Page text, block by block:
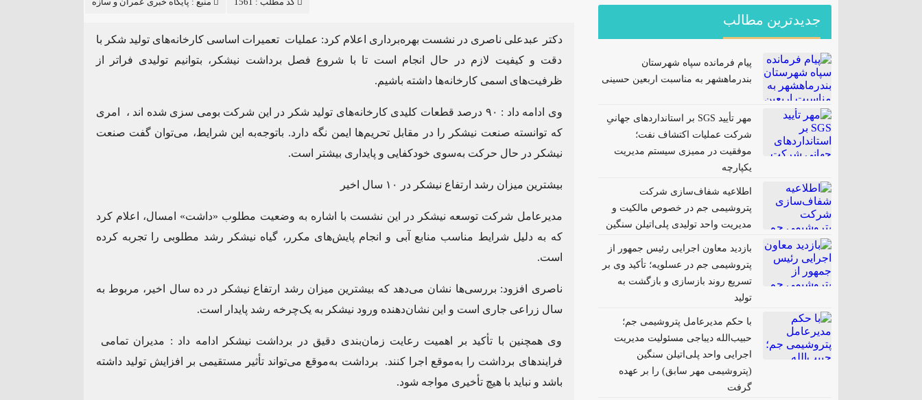
دکتر عبدعلی ناصری در نشست بهره‌برداری اعلام کرد: عملیات تعمیرات اساسی کارخانه‌های تولید شکر با
دقت و کیفیت لازم در حال انجام است تا با شروع فصل برداشت نیشکر، بتوانیم تولیدی فراتر از
ظرفیت‌های اسمی کارخانه‌ها داشته باشیم.
وی ادامه داد : ۹۰ درصد قطعات کلیدی کارخانه‌های تولید شکر در این شرکت بومی سزی شده اند ، امری
که توانسته صنعت نیشکر را در مقابل تحریم‌ها ایمن نگه دارد. باتوجه‌به این شرایط، می‌توان گفت صنعت
نیشکر در حال حرکت به‌سوی خودکفایی و پایداری بیشتر است.
بیشترین میزان رشد ارتفاع نیشکر در ۱۰ سال اخیر
مدیرعامل شرکت توسعه نیشکر در این نشست با اشاره به وضعیت مطلوب «داشت» امسال، اعلام کرد
که به دلیل شرایط مناسب منابع آبی و انجام پایش‌های مکرر، گیاه نیشکر رشد مطلوبی را تجربه کرده
است.
ناصری افزود: بررسی‌ها نشان می‌دهد که بیشترین میزان رشد ارتفاع نیشکر در ده سال اخیر، مربوط به
سال زراعی جاری است و این نشان‌دهنده ورود نیشکر به یک‌چرخه رشد پایدار است.
وی همچنین با تأکید بر اهمیت رعایت زمان‌بندی دقیق در برداشت نیشکر ادامه داد : مدیران تمامی
فرایندهای برداشت را به‌موقع اجرا کنند. برداشت به‌موقع می‌تواند تأثیر مستقیمی بر افزایش تولید داشته
باشد و نباید با هیچ تأخیری مواجه شود.
جدیدترین مطالب
پیام فرمانده سپاه شهرستان
بندرماهشهر به مناسبت اربعین حسینی
مهر تأیید SGS بر استانداردهای جهانیِ
شرکت عملیات اکتشاف نفت؛
موفقیت در ممیزی سیستم مدیریت
یکپارچه
اطلاعیه شفاف‌سازی شرکت
پتروشیمی جم در خصوص مالکیت و
مدیریت واحد تولیدی پلی‌اتیلن سنگین
بازدید معاون اجرایی رئیس جمهور از
پتروشیمی جم در عسلویه؛ تأکید وی بر
تسریع روند بازسازی و بازگشت به
تولید
با حکم مدیرعامل پتروشیمی جم؛
حبیب‌الله دیباجی مسئولیت مدیریت
اجرایی واحد پلی‌اتیلن سنگین
(پتروشیمی مهر سابق) را بر عهده
گرفت